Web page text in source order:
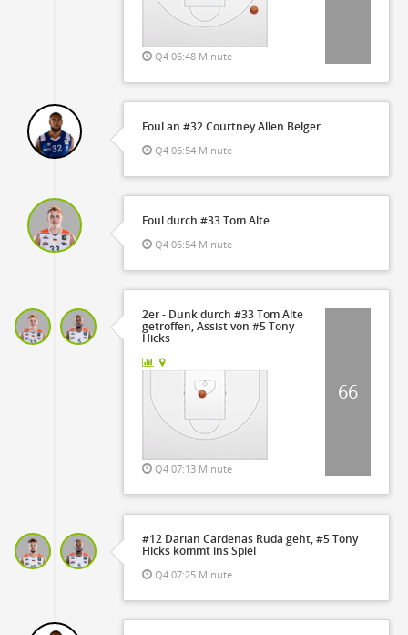
Q4 06:48 Minute
Foul an #32 Courtney Allen Belger
Q4 06:54 Minute
Foul durch #33 Tom Alte
Q4 06:54 Minute
2er - Dunk durch #33 Tom Alte
getroffen, Assist von #5 Tony
Hicks
Q4 07:13 Minute
66
#12 Darian Cardenas Ruda geht, #5 Tony
Hicks kommt ins Spiel
Q4 07:25 Minute